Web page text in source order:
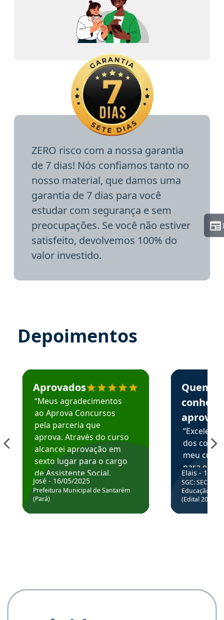
ZERO risco com a nossa garantia
de 7 dias! Nós confiamos tanto no
nosso material, que damos uma
garantia de 7 dias para você
estudar com segurança e sem
preocupações. Se você não estiver
satisfeito, devolvemos 100% do
valor investido.
Depoimentos
Estudante José recomenda o Aprova Concursos em
Aprovados
“Meus agradecimentos
ao Aprova Concursos
pela parceria que
aprova. Através do curso
alcancei aprovação em
sexto lugar para o cargo
de Assistente Social.
Hoje estou atuando na
Prefeitura de Santarém.
José - 16/05/2025
Prefeitura Municipal de Santarém
(Pará)
Estudante
Quem
aprova
dos
meu
para
colocar
através
de
Elais - 15/
SGC: SEC BA
Educação
(Edital